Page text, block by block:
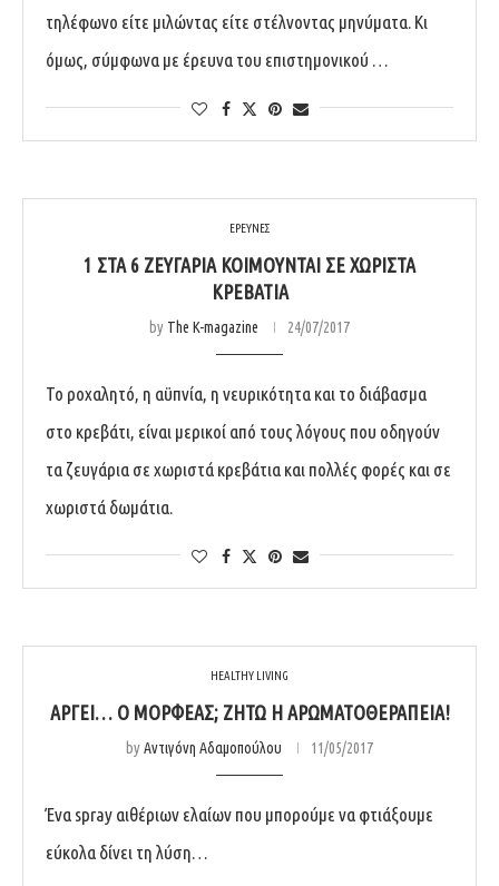
τηλέφωνο είτε μιλώντας είτε στέλνοντας μηνύματα. Κι
όμως, σύμφωνα με έρευνα του επιστημονικού …
ΕΡΕΥΝΕΣ
1 ΣΤΑ 6 ΖΕΥΓΆΡΙΑ ΚΟΙΜΟΎΝΤΑΙ ΣΕ ΧΩΡΙΣΤΆ
ΚΡΕΒΆΤΙΑ
by The K-magazine 24/07/2017
Το ροχαλητό, η αϋπνία, η νευρικότητα και το διάβασμα
στο κρεβάτι, είναι μερικοί από τους λόγους που οδηγούν
τα ζευγάρια σε χωριστά κρεβάτια και πολλές φορές και σε
χωριστά δωμάτια.
HEALTHY LIVING
ΑΡΓΕΊ… Ο ΜΟΡΦΈΑΣ; ΖΉΤΩ Η ΑΡΩΜΑΤΟΘΕΡΑΠΕΊΑ!
byΑντιγόνη Αδαμοπούλου 11/05/2017
Ένα spray αιθέριων ελαίων που μπορούμε να φτιάξουμε
εύκολα δίνει τη λύση…